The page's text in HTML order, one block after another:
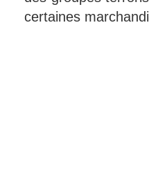
certaines